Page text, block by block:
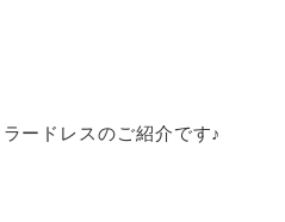
ードレスのご紹介です♪